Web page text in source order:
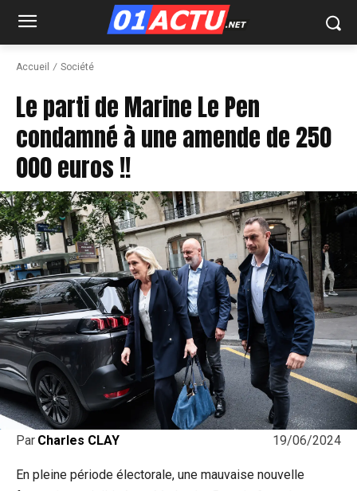
Accueil Société
Le parti de Marine Le Pen
condamné à une amende de 250
000 euros !!
19/06/2024
Par Charles CLAY
En pleine période électorale, une mauvaise nouvelle